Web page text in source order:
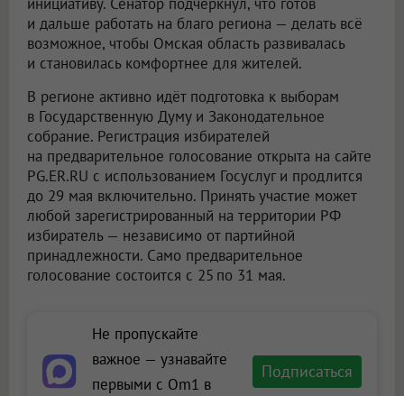
инициативу. Сенатор подчеркнул, что готов
и дальше работать на благо региона — делать всё
возможное, чтобы Омская область развивалась
и становилась комфортнее для жителей.
В регионе активно идёт подготовка к выборам
в Государственную Думу и Законодательное
собрание. Регистрация избирателей
на предварительное голосование открыта на сайте
PG.ER.RU с использованием Госуслуг и продлится
до 29 мая включительно. Принять участие может
любой зарегистрированный на территории РФ
избиратель — независимо от партийной
принадлежности. Само предварительное
голосование состоится с 25 по 31 мая.
Не пропускайте
важное — узнавайте
первыми с Om1 в
Подписаться